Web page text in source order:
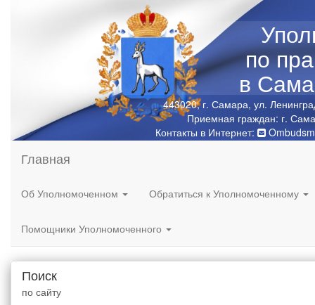
по
в
443020, г. Самара, ул.
Приемная граждан: г.
Контакты в Интернет:
Главная
Об Уполномоченном Обратиться к Уполномоченному
Помощники Уполномоченного
Поиск
по сайту